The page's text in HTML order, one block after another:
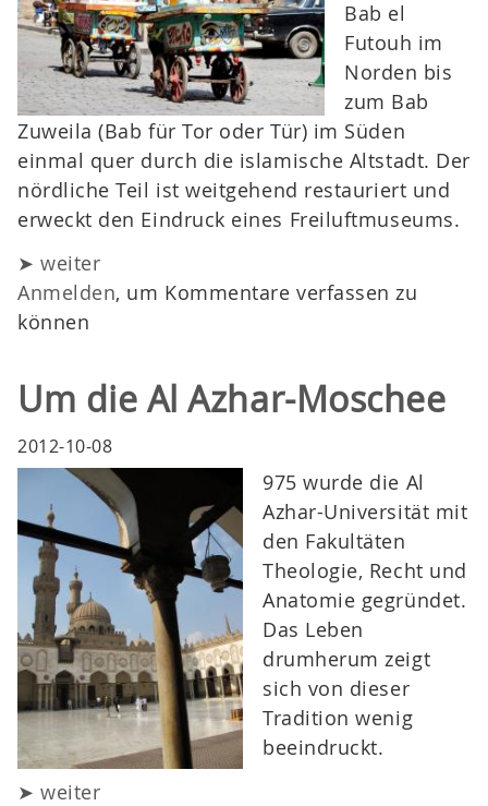
Bab el
Futouh im
Norden bis
zum Bab
Zuweila (Bab für Tor oder Tür) im Süden
einmal quer durch die islamische Altstadt. Der
nördliche Teil ist weitgehend restauriert und
erweckt den Eindruck eines Freiluftmuseums.
➤ weiter
Anmelden, um Kommentare verfassen zu
können
Um die Al Azhar-Moschee
2012-10-08
975 wurde die Al
Azhar-Universität mit
den Fakultäten
Theologie, Recht und
Anatomie gegründet.
Das Leben
drumherum zeigt
sich von dieser
Tradition wenig
beeindruckt.
➤ weiter